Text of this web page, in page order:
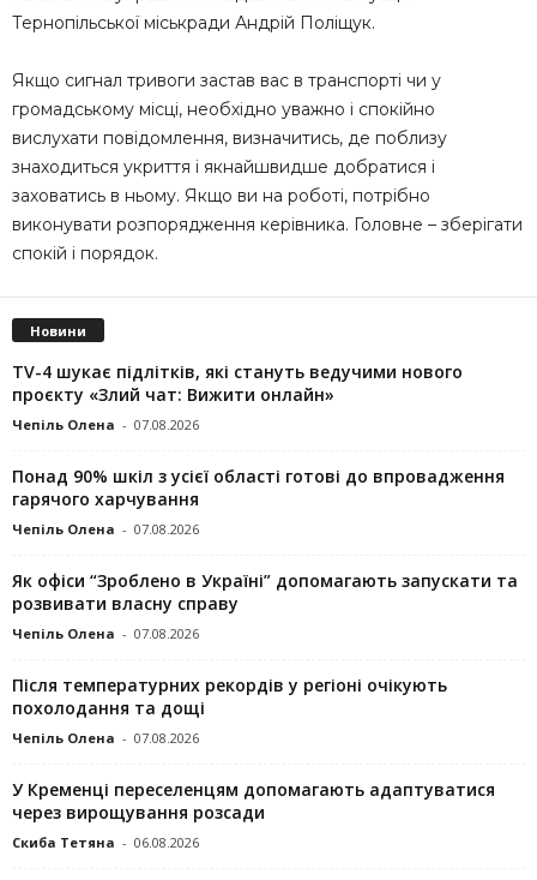
Тернопільської міськради Андрій Поліщук.
Якщо сигнал тривоги застав вас в транспорті чи у
громадському місці, необхідно уважно і спокійно
вислухати повідомлення, визначитись, де поблизу
знаходиться укриття і якнайшвидше добратися і
заховатись в ньому. Якщо ви на роботі, потрібно
виконувати розпорядження керівника. Головне – зберігати
спокій і порядок.
Новини
TV-4 шукає підлітків, які стануть ведучими нового
проєкту «Злий чат: Вижити онлайн»
Чепіль Олена - 07.08.2026
Понад 90% шкіл з усієї області готові до впровадження
гарячого харчування
Чепіль Олена - 07.08.2026
Як офіси “Зроблено в Україні” допомагають запускaти та
розвивати власну справу
Чепіль Олена - 07.08.2026
Після температурних рекордів у регіоні очікують
похолодання та дощі
Чепіль Олена - 07.08.2026
У Кременці переселенцям допомагають адаптуватися
через вирощування розсади
Скиба Тетяна - 06.08.2026